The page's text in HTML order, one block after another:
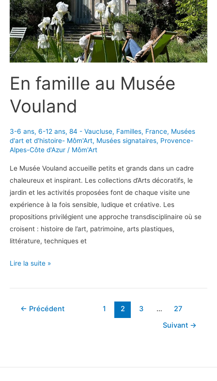
En famille au Musée
Vouland
3-6 ans, 6-12 ans, 84 - Vaucluse, Familles, France, Musées
d'art et d'histoire- Môm'Art, Musées signataires, Provence-
Alpes-Côte d'Azur / Môm'Art
Le Musée Vouland accueille petits et grands dans un cadre
chaleureux et inspirant. Les collections d’Arts décoratifs, le
jardin et les activités proposées font de chaque visite une
expérience à la fois sensible, ludique et créative. Les
propositions privilégient une approche transdisciplinaire où se
croisent : histoire de l’art, patrimoine, arts plastiques,
littérature, techniques et
En
au
Vouland
Lire la suite »
← Précédent 1 2 3 …
27
Suivant →